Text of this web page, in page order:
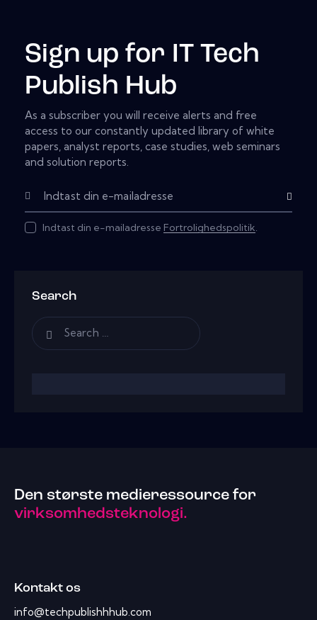
Sign up for IT Tech
Publish Hub
As a subscriber you will receive alerts and free
access to our constantly updated library of white
papers, analyst reports, case studies, web seminars
and solution reports.
Subscribe
Indtast din e-mailadresse Fortrolighedspolitik.
Search
Den største medieressource for
virksomhedsteknologi.
Kontakt os
info@techpublishhhub.com